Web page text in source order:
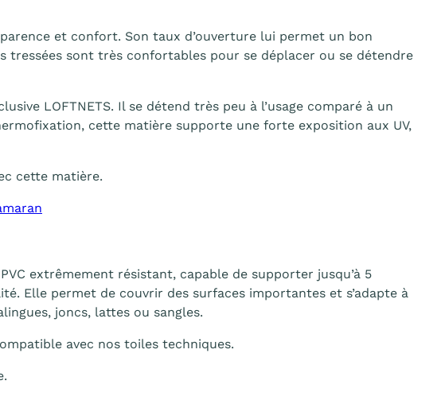
et confort. Son taux d’ouverture lui permet un bon
tressées sont très confortables pour se déplacer ou se détendre
LOFTNETS. Il se détend très peu à l’usage comparé à un
cette matière supporte une forte exposition aux UV,
cette matière.
extrêmement résistant, capable de supporter jusqu’à 5
Elle permet de couvrir des surfaces importantes et s’adapte à
joncs, lattes ou sangles.
avec nos toiles techniques.